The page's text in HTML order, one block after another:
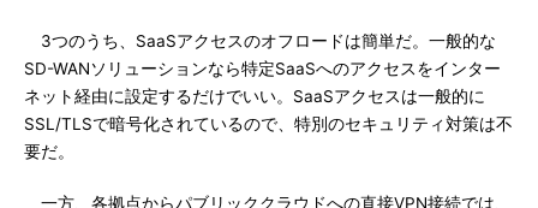
3つのうち、SaaSアクセスのオフロードは簡単だ。一般的な
SD-WANソリューションなら特定SaaSへのアクセスをインター
ネット経由に設定するだけでいい。SaaSアクセスは一般的に
SSL/TLSで暗号化されているので、特別のセキュリティ対策は不
要だ。
一方、各拠点からパブリッククラウドへの直接VPN接続では、